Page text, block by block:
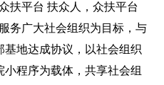
平台 扶众人，众扶平台
务广大社会组织为目标，与
基地达成协议，以社会组织
程序为载体，共享社会组